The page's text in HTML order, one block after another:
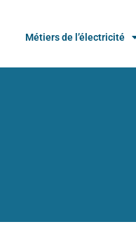
Métiers de l’électricité